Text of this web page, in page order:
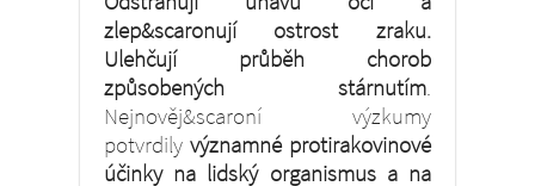
zlep&scaronují ost­rost zraku.
Ulehčují průběh chorob
způsobených stárnutím.
Nejnověj&scaroní výzkumy
potvrdily významné protirakovinové
účinky na lidský organis­mus a na